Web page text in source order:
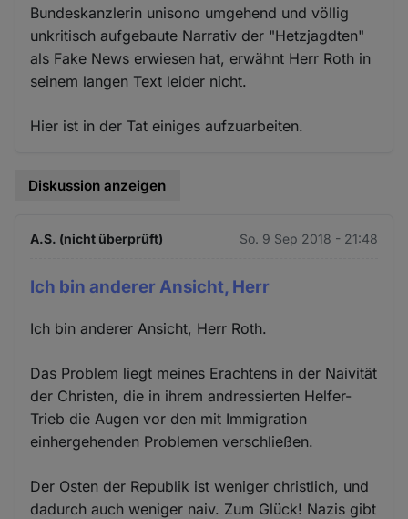
Bundeskanzlerin unisono umgehend und völlig
unkritisch aufgebaute Narrativ der "Hetzjagdten"
als Fake News erwiesen hat, erwähnt Herr Roth in
seinem langen Text leider nicht.
Hier ist in der Tat einiges aufzuarbeiten.
Diskussion anzeigen
A.S. (nicht überprüft) So. 9 Sep 2018 - 21:48
Ich bin anderer Ansicht, Herr
Ich bin anderer Ansicht, Herr Roth.
Das Problem liegt meines Erachtens in der Naivität
der Christen, die in ihrem andressierten Helfer-
Trieb die Augen vor den mit Immigration
einhergehenden Problemen verschließen.
Der Osten der Republik ist weniger christlich, und
dadurch auch weniger naiv. Zum Glück! Nazis gibt